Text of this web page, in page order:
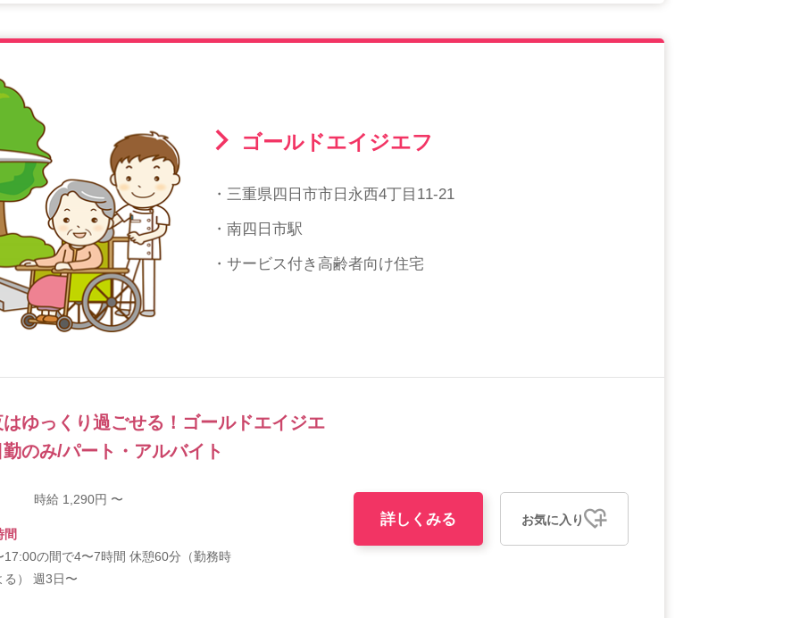
ゴールドエイジエフ
・三重県四日市市日永西4丁目11-21
・南四日市駅
・サービス付き高齢者向け住宅
ゆっくり過ごせる！ゴールドエイジエ
のみ/パート・アルバイト
時給 1,290円 〜
間
17:00の間で4〜7時間 休憩60分（勤務時
る） 週3日〜
詳しくみる お気に入り